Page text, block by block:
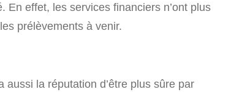
effet, les services financiers n’ont plus
prélèvements à venir.
la réputation d’être plus sûre par